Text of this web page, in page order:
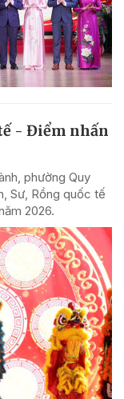
- Điểm nhấn
phường Quy
Sư, Rồng quốc tế
2026.